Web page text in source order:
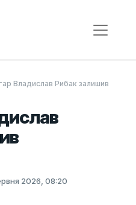
Владислав Рибак залишив
2026, 08:20